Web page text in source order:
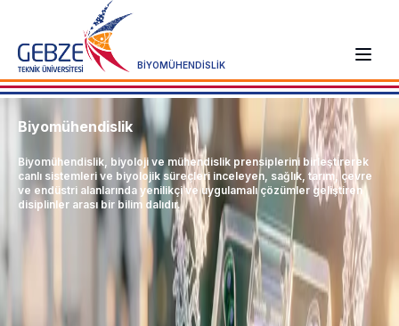
BİYOMÜHENDİSLİK
Biyomühendislik
Biyomühendislik, biyoloji ve mühendislik prensiplerini birleştirerek
canlı sistemleri ve biyolojik süreçleri inceleyen, sağlık, tarım, çevre
ve endüstri alanlarında yenilikçi ve uygulamalı çözümler geliştiren
disiplinler arası bir bilim dalıdır.